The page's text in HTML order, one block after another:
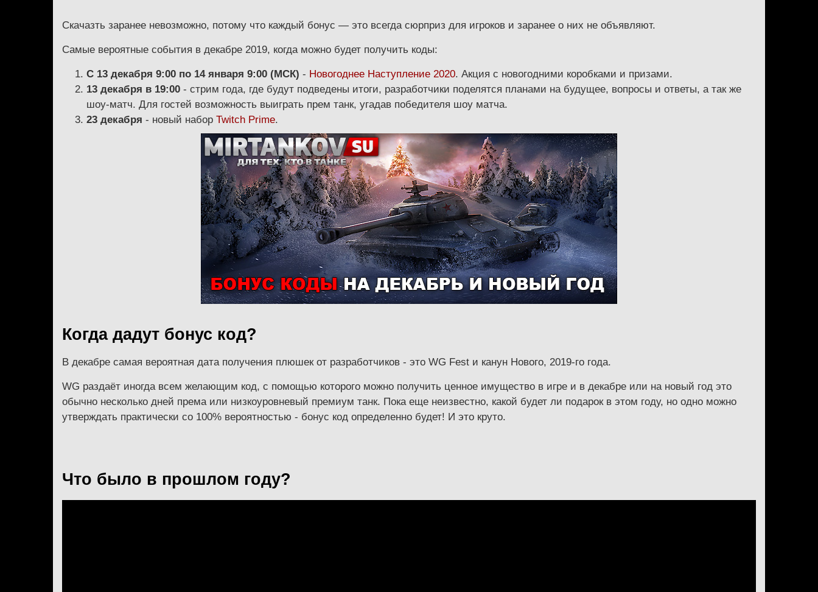
Скачазть заранее невозможно, потому что каждый бонус — это всегда сюрприз для игроков и заранее о них не объявляют.
Самые вероятные события в декабре 2019, когда можно будет получить коды:
С 13 декабря 9:00 по 14 января 9:00 (МСК) - Новогоднее Наступление 2020. Акция с новогодними коробками и призами.
13 декабря в 19:00 - стрим года, где будут подведены итоги, разработчики поделятся планами на будущее, вопросы и ответы, а так же
шоу-матч. Для гостей возможность выиграть прем танк, угадав победителя шоу матча.
23 декабря - новый набор Twitch Prime.
Когда дадут бонус код?
В декабре самая вероятная дата получения плюшек от разработчиков - это WG Fest и канун Нового, 2019-го года.
WG раздаёт иногда всем желающим код, с помощью которого можно получить ценное имущество в игре и в декабре или на новый год это
обычно несколько дней према или низкоуровневый премиум танк. Пока еще неизвестно, какой будет ли подарок в этом году, но одно можно
утверждать практически со 100% вероятностью - бонус код определенно будет! И это круто.
Что было в прошлом году?